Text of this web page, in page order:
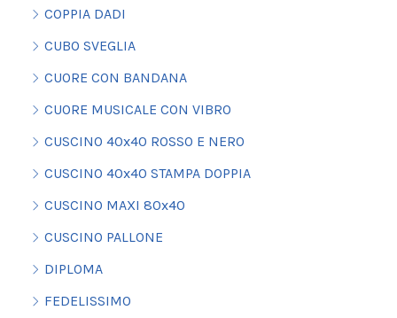
COPPIA DADI
CUBO SVEGLIA
CUORE CON BANDANA
CUORE MUSICALE CON VIBRO
CUSCINO 40x40 ROSSO E NERO
CUSCINO 40x40 STAMPA DOPPIA
CUSCINO MAXI 80x40
CUSCINO PALLONE
DIPLOMA
FEDELISSIMO